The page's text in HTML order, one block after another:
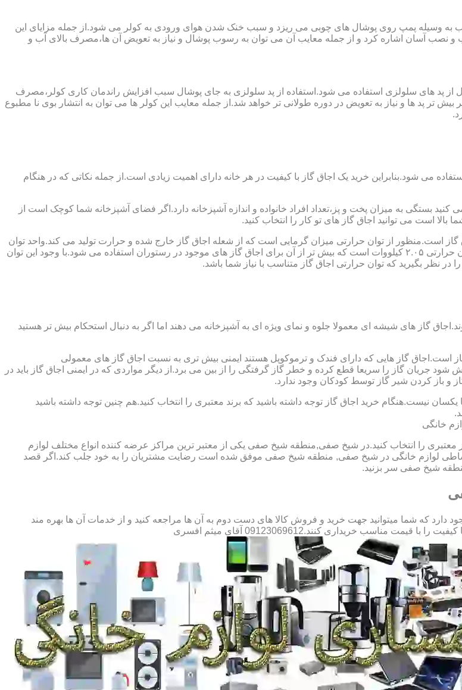
به وسیله پمپ روی پوشال های چوبی می ریزد و سبب خنک شدن هوای ورودی به کولر می شود.از جمله مزایای این
آسان اشاره کرد و از جمله معایب آن می توان به رسوب پوشال و نیاز به تعویض آن ها،مصرف بالای آب و
از پد های سلولزی استفاده می شود.استفاده از پد سلولزی به جای پوشال سبب افزایش راندمان کاری کولر،مصرف
تر پد ها و نیاز به تعویض در دوره طولانی تر خواهد شد.از جمله معایب این کولر ها می توان به انتشار بوی نا مطبوع
می شود.بنابراین خرید یک اجاق گاز با کیفیت در هر خانه دارای اهمیت زیادی است.از جمله نکاتی که در هنگام
کنید بستگی به میزان پخت و پز،تعداد افراد خانواده و اندازه آشپزخانه دارد.اگر فضای آشپزخانه شما کوچک است از
است می توانید اجاق گاز های تو کار را انتخاب کنید.
گاز است.منظور از توان حرارتی میزان گرمایی است که از شعله اجاق گاز خارج شده و حرارت تولید می کند.واحد توان
حرارتی BTU بر ساعت است که در ایران با کیلو وات محاسبه می شود.مناسب ترین توان حرارتی ۲.۰۵ کیلووات است که بیش تر از آن برای اجاق گاز های موجود در رستوران استفاده می شود.با وجود این توان
نظر بگیرید که توان حرارتی اجاق گاز متناسب با نیاز شما باشد.
گاز های شیشه ای معمولا جلوه و نمای ویژه ای به آشپزخانه می دهند اما اگر به دنبال استحکام بیش تر هستید
گاز است.اجاق گاز هایی که دارای فندک و ترموکوپل هستند ایمنی بیش تری به نسبت اجاق گاز های معمولی
جریان گاز را سریعا قطع کرده و خطر گاز گرفتگی را از بین می برد.از دیگر مواردی که در ایمنی اجاق گاز باید در
باز کردن شیر گاز توسط کودکان وجود ندارد.
نیست.هنگام خرید اجاق گاز توجه داشته باشید که برند معتبری را انتخاب کنید.هم چنین توجه داشته باشید
خانگی
معتبری را انتخاب کنید.در شیخ صفی,منطقه شیخ صفی یکی از معتبر ترین مراکز عرضه کننده انواع مختلف لوازم
لوازم خانگی در شیخ صفی, منطقه شیخ صفی موفق شده است رضایت مشتریان را به خود جلب کند.اگر قصد
شیخ صفی سر بزنید.
که شما میتوانید جهت خرید و فروش کالا های دست دوم به آن ها مراجعه کنید و از خدمات آن ها بهره مند
خریداری کنند.09123069612 آقای میثم افسری